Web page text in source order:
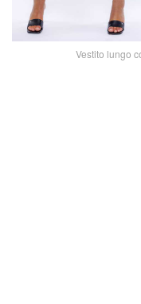
Vestito lungo